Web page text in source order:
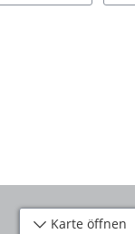
Karte öffnen